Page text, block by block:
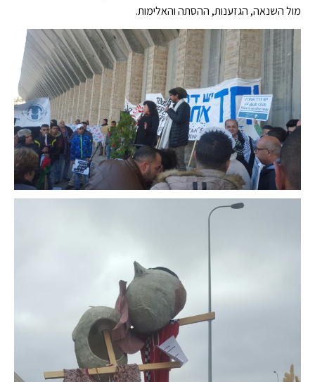
מול השנאה, הגזענות, ההסתה והאלימות.